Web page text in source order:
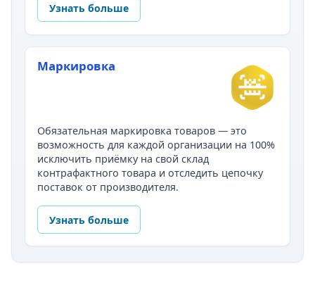
Узнать больше
Маркировка
Обязательная маркировка товаров — это
возможность для каждой организации на 100%
исключить приёмку на свой склад
контрафактного товара и отследить цепочку
поставок от производителя.
Узнать больше